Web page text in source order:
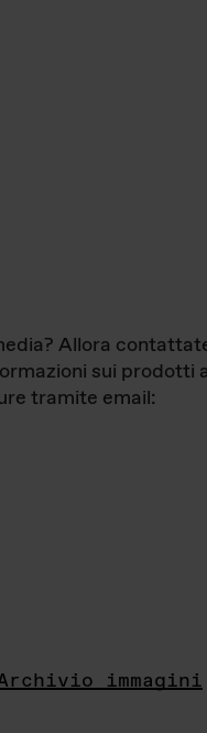
Allora
sui prodotti
tramite email:
immagini